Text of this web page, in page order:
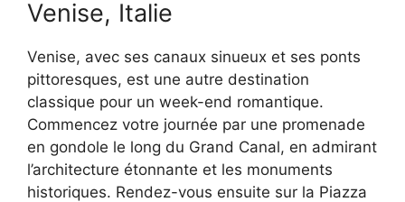
Venise, Italie
Venise, avec ses canaux sinueux et ses ponts
pittoresques, est une autre destination
classique pour un week-end romantique.
Commencez votre journée par une promenade
en gondole le long du Grand Canal, en admirant
l’architecture étonnante et les monuments
historiques. Rendez-vous ensuite sur la Piazza